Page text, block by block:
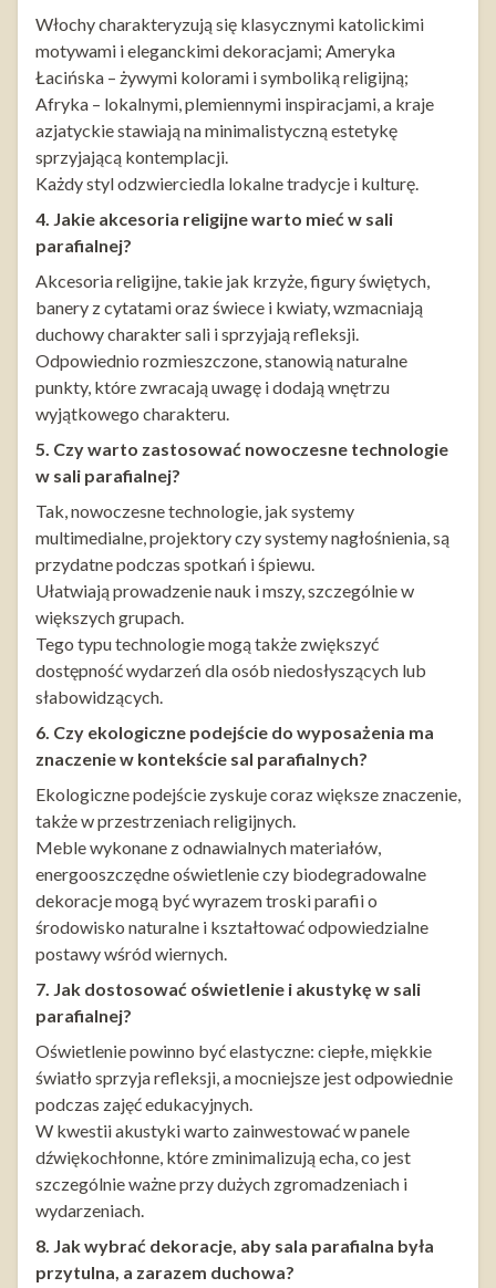
Włochy charakteryzują się klasycznymi katolickimi
motywami i eleganckimi dekoracjami; Ameryka
Łacińska – żywymi kolorami i symboliką religijną;
Afryka – lokalnymi, plemiennymi inspiracjami, a kraje
azjatyckie stawiają na minimalistyczną estetykę
sprzyjającą kontemplacji.
Każdy styl odzwierciedla lokalne tradycje i kulturę.
4. Jakie akcesoria religijne warto mieć w sali
parafialnej?
Akcesoria religijne, takie jak krzyże, figury świętych,
banery z cytatami oraz świece i kwiaty, wzmacniają
duchowy charakter sali i sprzyjają refleksji.
Odpowiednio rozmieszczone, stanowią naturalne
punkty, które zwracają uwagę i dodają wnętrzu
wyjątkowego charakteru.
5. Czy warto zastosować nowoczesne technologie
w sali parafialnej?
Tak, nowoczesne technologie, jak systemy
multimedialne, projektory czy systemy nagłośnienia, są
przydatne podczas spotkań i śpiewu.
Ułatwiają prowadzenie nauk i mszy, szczególnie w
większych grupach.
Tego typu technologie mogą także zwiększyć
dostępność wydarzeń dla osób niedosłyszących lub
słabowidzących.
6. Czy ekologiczne podejście do wyposażenia ma
znaczenie w kontekście sal parafialnych?
Ekologiczne podejście zyskuje coraz większe znaczenie,
także w przestrzeniach religijnych.
Meble wykonane z odnawialnych materiałów,
energooszczędne oświetlenie czy biodegradowalne
dekoracje mogą być wyrazem troski parafii o
środowisko naturalne i kształtować odpowiedzialne
postawy wśród wiernych.
7. Jak dostosować oświetlenie i akustykę w sali
parafialnej?
Oświetlenie powinno być elastyczne: ciepłe, miękkie
światło sprzyja refleksji, a mocniejsze jest odpowiednie
podczas zajęć edukacyjnych.
W kwestii akustyki warto zainwestować w panele
dźwiękochłonne, które zminimalizują echa, co jest
szczególnie ważne przy dużych zgromadzeniach i
wydarzeniach.
8. Jak wybrać dekoracje, aby sala parafialna była
przytulna, a zarazem duchowa?